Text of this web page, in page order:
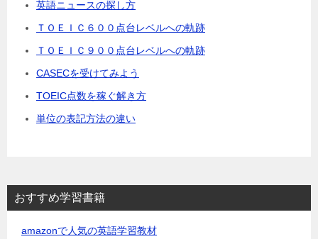
英語ニュースの探し方
ＴＯＥＩＣ６００点台レベルへの軌跡
ＴＯＥＩＣ９００点台レベルへの軌跡
CASECを受けてみよう
TOEIC点数を稼ぐ解き方
単位の表記方法の違い
おすすめ学習書籍
amazonで人気の英語学習教材